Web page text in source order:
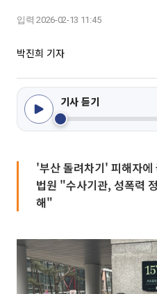
입력 2026-02-13 11:45
박진희 기자
기사 듣기
'부산 돌려차기' 피해자
법원 "수사기관, 성폭력
해"